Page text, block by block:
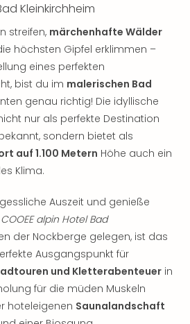
Kleinkirchheim
streifen, märchenhafte Wälder
höchsten Gipfel erklimmen –
eines perfekten
bist du im malerischen Bad
genau richtig! Die idyllische
nur als perfekte Destination
sondern bietet als
auf 1.100 Metern Höhe auch ein
Klima.
Auszeit und genieße
COOEE alpin Hotel Bad
der Nockberge gelegen, ist das
Ausgangspunkt für
und Kletterabenteuer in
für die müden Muskeln
hoteleigenen Saunalandschaft